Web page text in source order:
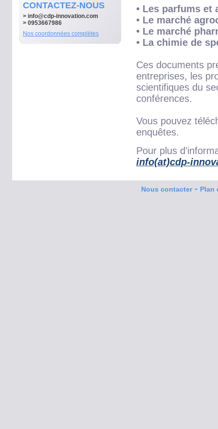
CONTACTEZ-NOUS
> info@cdp-innovation.com
> 0953667986
Nos coordonnées complètes
• Les parfums et
• Le marché
• Le marché
• La chimie de
Ces documents
entreprises, les
scientifiques du
conférences.
Vous pouvez
enquêtes.
Pour plus
info(at)cdp-
Nous contacter- Plan